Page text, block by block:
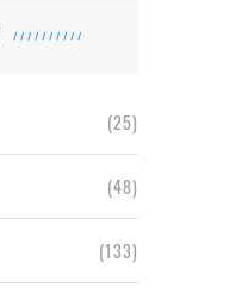
(25)
(48)
(133)